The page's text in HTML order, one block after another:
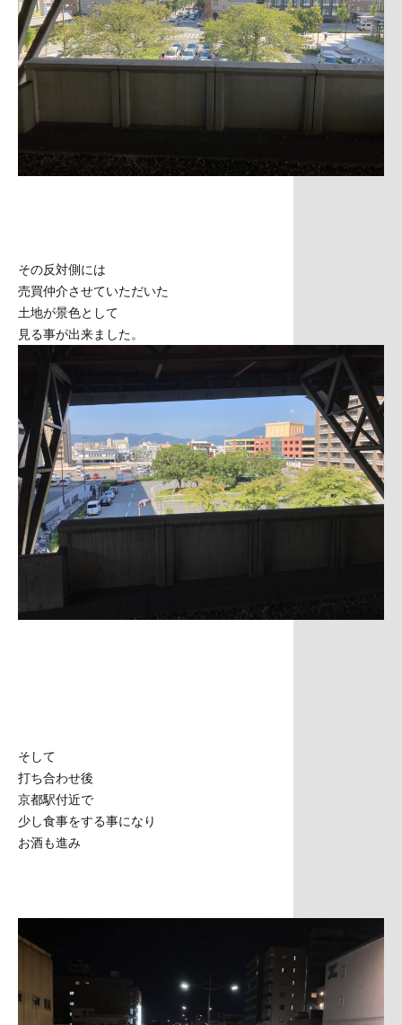
その反対側には
売買仲介させていただいた
土地が景色として
見る事が出来ました。
そして
打ち合わせ後
京都駅付近で
少し食事をする事になり
お酒も進み